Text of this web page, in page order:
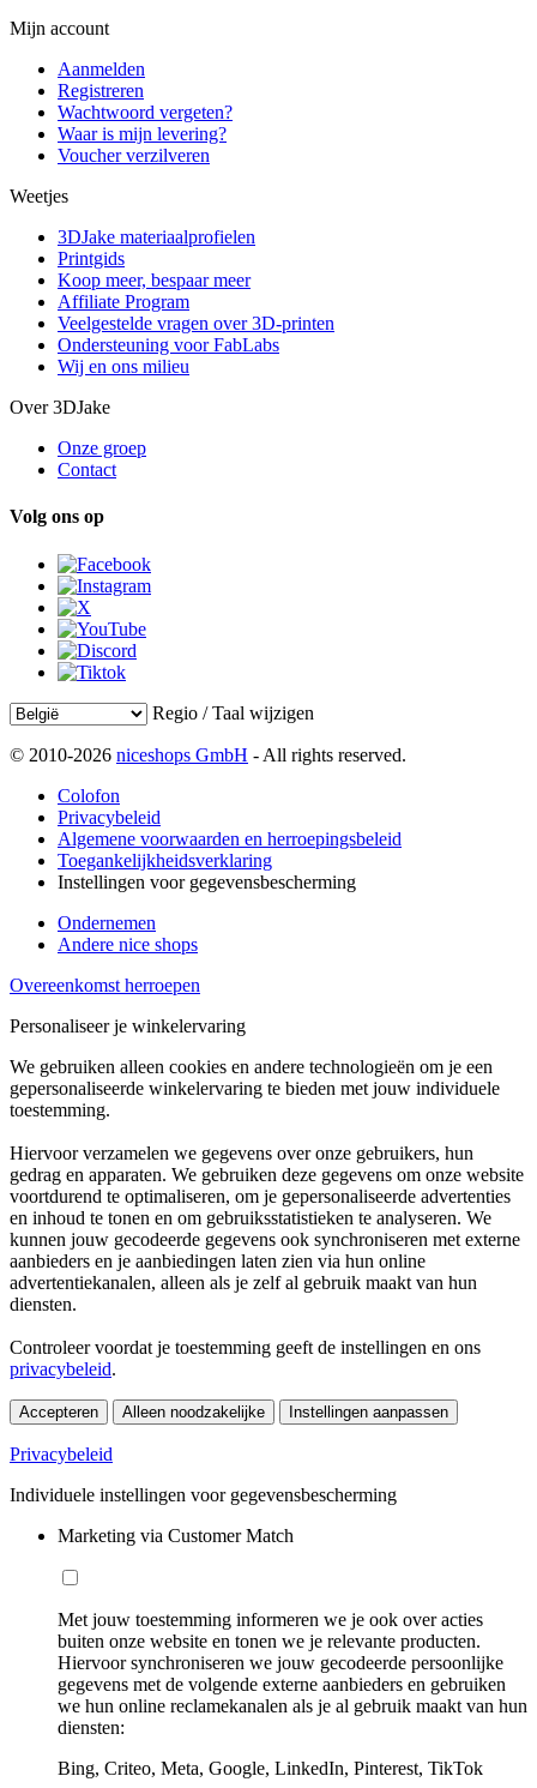
Mijn account
Aanmelden
Registreren
Wachtwoord vergeten?
Waar is mijn levering?
Voucher verzilveren
Weetjes
3DJake materiaalprofielen
Printgids
Koop meer, bespaar meer
Affiliate Program
Veelgestelde vragen over 3D-printen
Ondersteuning voor FabLabs
Wij en ons milieu
Over 3DJake
Onze groep
Contact
Volg ons op
Regio / Taal wijzigen
© 2010-2026 niceshops GmbH - All rights reserved.
Colofon
Privacybeleid
Algemene voorwaarden en herroepingsbeleid
Toegankelijkheidsverklaring
Instellingen voor gegevensbescherming
Ondernemen
Andere nice shops
Overeenkomst herroepen
Personaliseer je winkelervaring
We gebruiken alleen cookies en andere technologieën om je een
gepersonaliseerde winkelervaring te bieden met jouw individuele
toestemming.
Hiervoor verzamelen we gegevens over onze gebruikers, hun
gedrag en apparaten. We gebruiken deze gegevens om onze website
voortdurend te optimaliseren, om je gepersonaliseerde advertenties
en inhoud te tonen en om gebruiksstatistieken te analyseren. We
kunnen jouw gecodeerde gegevens ook synchroniseren met externe
aanbieders en je aanbiedingen laten zien via hun online
advertentiekanalen, alleen als je zelf al gebruik maakt van hun
diensten.
Controleer voordat je toestemming geeft de instellingen en ons
privacybeleid.
Accepteren Alleen noodzakelijke Instellingen aanpassen
Privacybeleid
Individuele instellingen voor gegevensbescherming
Marketing via Customer Match
Met jouw toestemming informeren we je ook over acties
buiten onze website en tonen we je relevante producten.
Hiervoor synchroniseren we jouw gecodeerde persoonlijke
gegevens met de volgende externe aanbieders en gebruiken
we hun online reclamekanalen als je al gebruik maakt van hun
diensten:
Bing, Criteo, Meta, Google, LinkedIn, Pinterest, TikTok